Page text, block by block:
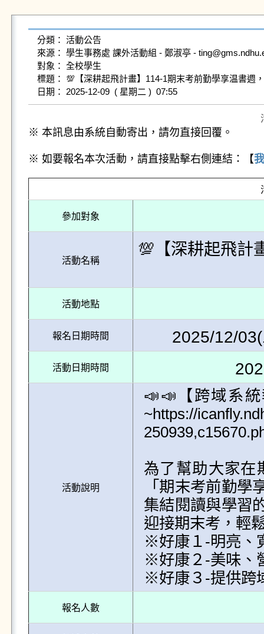
分類： 活動公告
來源： 學生事務處 課外活動組 - 鄭淑亭 -
對象： 全校學生
標題： 💯【深耕起飛計畫】114-1期末考前勤學享温書週
日期： 2025-12-09  ( 星期二 )  07:55
※ 本訊息由系統自動寄出，請勿直接回覆。
※ 如要報名本次活動，請直接點擊右側連結：【
參加對象
活動名稱
💯【深耕起飛計
活動地點
報名日期時間 2025/12/
活動日期時間
活動說明
📣📣【跨域系
~https://
為了幫助大家在
「期末考前勤
集結閱讀與學習
迎接期末考，輕
※好康１-明亮、
※好康２-美味、
※好康３-提供跨
報名人數